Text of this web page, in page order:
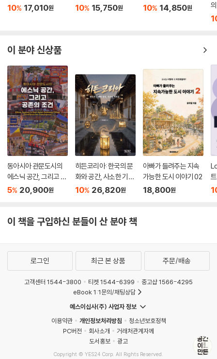
10% 17,010원 10% 15,750원 10% 14,850원
이 분야 신상품
동아시아 관문도시의
에스닉 공간, 그리고 공
존의 조건
5% 20,900원
히든코리아: 한국의 문
화와 공간, 사소한 기적
들
10% 26,820원
아빠가 들려주는 지속
가능한 도시 이야기 02
18,800원
트
이 책을 구입하신 분들이 산 분야 책
로그인 최근 본 상품 주문/배송
고객센터 1544-3800 티켓 1544-6399
중고샵 1566-4295
eBook 1:1문의/채팅상담
예스이십사(주) 사업자 정보
이용약관
개인정보처리방침
청소년보호정책
PC버전
회사소개
거래처관계자께
도서홍보
광고
Copyright © YES24 Corp. All Rights Reserved.